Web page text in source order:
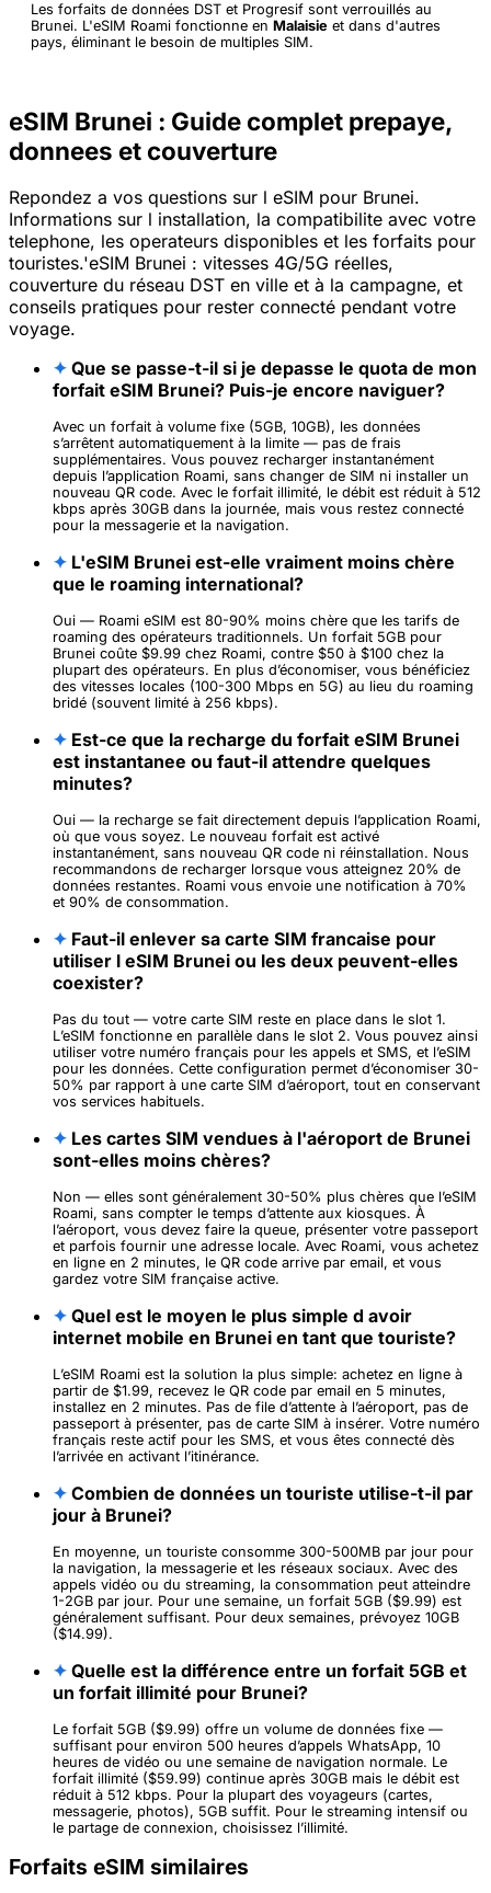
Les forfaits de données DST et Progresif sont verrouillés au
Brunei. L'eSIM Roami fonctionne en Malaisie et dans d'autres
pays, éliminant le besoin de multiples SIM.
eSIM Brunei : Guide complet prepaye,
donnees et couverture
Repondez a vos questions sur l eSIM pour Brunei.
Informations sur l installation, la compatibilite avec votre
telephone, les operateurs disponibles et les forfaits pour
touristes.'eSIM Brunei : vitesses 4G/5G réelles,
couverture du réseau DST en ville et à la campagne, et
conseils pratiques pour rester connecté pendant votre
voyage.
✦ Que se passe-t-il si je depasse le quota de mon
forfait eSIM Brunei? Puis-je encore naviguer?
Avec un forfait à volume fixe (5GB, 10GB), les données
s’arrêtent automatiquement à la limite — pas de frais
supplémentaires. Vous pouvez recharger instantanément
depuis l’application Roami, sans changer de SIM ni installer un
nouveau QR code. Avec le forfait illimité, le débit est réduit à 512
kbps après 30GB dans la journée, mais vous restez connecté
pour la messagerie et la navigation.
✦ L'eSIM Brunei est-elle vraiment moins chère
que le roaming international?
Oui — Roami eSIM est 80-90% moins chère que les tarifs de
roaming des opérateurs traditionnels. Un forfait 5GB pour
Brunei coûte $9.99 chez Roami, contre $50 à $100 chez la
plupart des opérateurs. En plus d’économiser, vous bénéficiez
des vitesses locales (100-300 Mbps en 5G) au lieu du roaming
bridé (souvent limité à 256 kbps).
✦ Est-ce que la recharge du forfait eSIM Brunei
est instantanee ou faut-il attendre quelques
minutes?
Oui — la recharge se fait directement depuis l’application Roami,
où que vous soyez. Le nouveau forfait est activé
instantanément, sans nouveau QR code ni réinstallation. Nous
recommandons de recharger lorsque vous atteignez 20% de
données restantes. Roami vous envoie une notification à 70%
et 90% de consommation.
✦ Faut-il enlever sa carte SIM francaise pour
utiliser l eSIM Brunei ou les deux peuvent-elles
coexister?
Pas du tout — votre carte SIM reste en place dans le slot 1.
L’eSIM fonctionne en parallèle dans le slot 2. Vous pouvez ainsi
utiliser votre numéro français pour les appels et SMS, et l’eSIM
pour les données. Cette configuration permet d’économiser 30-
50% par rapport à une carte SIM d’aéroport, tout en conservant
vos services habituels.
✦ Les cartes SIM vendues à l'aéroport de Brunei
sont-elles moins chères?
Non — elles sont généralement 30-50% plus chères que l’eSIM
Roami, sans compter le temps d’attente aux kiosques. À
l’aéroport, vous devez faire la queue, présenter votre passeport
et parfois fournir une adresse locale. Avec Roami, vous achetez
en ligne en 2 minutes, le QR code arrive par email, et vous
gardez votre SIM française active.
✦ Quel est le moyen le plus simple d avoir
internet mobile en Brunei en tant que touriste?
L’eSIM Roami est la solution la plus simple: achetez en ligne à
partir de $1.99, recevez le QR code par email en 5 minutes,
installez en 2 minutes. Pas de file d’attente à l’aéroport, pas de
passeport à présenter, pas de carte SIM à insérer. Votre numéro
français reste actif pour les SMS, et vous êtes connecté dès
l’arrivée en activant l’itinérance.
✦ Combien de données un touriste utilise-t-il par
jour à Brunei?
En moyenne, un touriste consomme 300-500MB par jour pour
la navigation, la messagerie et les réseaux sociaux. Avec des
appels vidéo ou du streaming, la consommation peut atteindre
1-2GB par jour. Pour une semaine, un forfait 5GB ($9.99) est
généralement suffisant. Pour deux semaines, prévoyez 10GB
($14.99).
✦ Quelle est la différence entre un forfait 5GB et
un forfait illimité pour Brunei?
Le forfait 5GB ($9.99) offre un volume de données fixe —
suffisant pour environ 500 heures d’appels WhatsApp, 10
heures de vidéo ou une semaine de navigation normale. Le
forfait illimité ($59.99) continue après 30GB mais le débit est
réduit à 512 kbps. Pour la plupart des voyageurs (cartes,
messagerie, photos), 5GB suffit. Pour le streaming intensif ou
le partage de connexion, choisissez l’illimité.
Forfaits eSIM similaires